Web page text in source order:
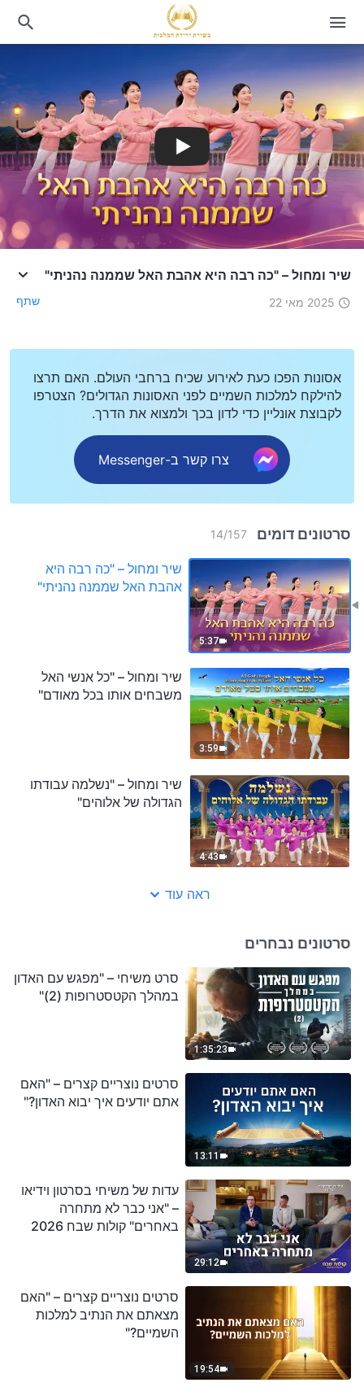
שיר ומחול – "כה רבה היא אהבת האל שממנה נהניתי"
2025 מאי 22 שתף
אסונות הפכו כעת לאירוע שכיח ברחבי העולם. האם תרצו
להילקח למלכות השמיים לפני האסונות הגדולים? הצטרפו
לקבוצת אונליין כדי לדון בכך ולמצוא את הדרך.
צרו קשר ב-Messenger
סרטונים דומים 14/157
5:37
שיר ומחול – "כה רבה היא
אהבת האל שממנה נהניתי"
3:59
שיר ומחול – "כל אנשי האל
משבחים אותו בכל מאודם"
4:43
שיר ומחול – "נשלמה עבודתו
הגדולה של אלוהים"
ראה עוד
סרטונים נבחרים
1:35:23
סרט משיחי – "מפגש עם האדון
במהלך הקטסטרופות (2)"
13:11
סרטים נוצריים קצרים – "האם
אתם יודעים איך יבוא האדון?"
29:12
עדות של משיחי בסרטון וידיאו
– "אני כבר לא מתחרה
באחרים" קולות שבח 2026
19:54
סרטים נוצריים קצרים – "האם
מצאתם את הנתיב למלכות
השמיים?"